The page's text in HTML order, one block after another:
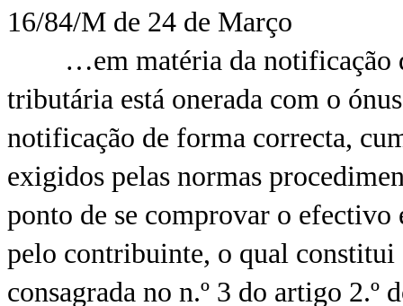
16/84/M de 24 de Março
…em matéria da notificação
tributária está onerada com o
notificação de forma correcta,
exigidos pelas normas
ponto de se comprovar o efectivo
pelo contribuinte, o qual constitui
consagrada no n.º 3 do artigo